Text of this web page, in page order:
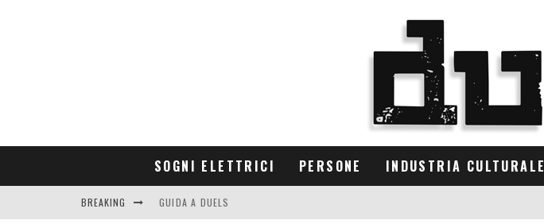
SOGNI ELETTRICI PERSONE INDUSTRIA CULTURALE
BREAKING GUIDA A DUELS